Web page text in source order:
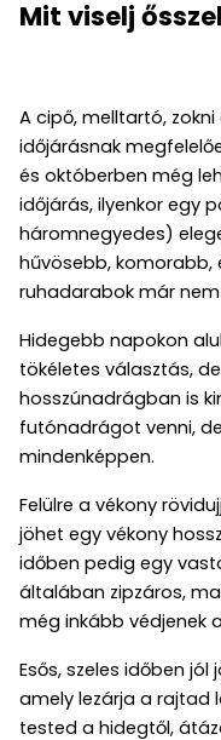
Mit viselj
A cipő, melltartó,
időjárásnak
és októberben még
időjárás, ilyenkor egy
háromnegyedes)
hűvösebb, komorabb,
ruhadarabok már
Hidegebb napokon
tökéletes választás,
hosszúnadrágban is
futónadrágot venni,
mindenképpen.
Felülre a vékony
jöhet egy vékony
időben pedig egy
általában zipzáros,
még inkább védjenek
Esős, szeles időben
amely lezárja a rajtad
tested a hidegtől,